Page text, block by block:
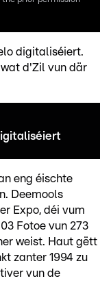
digitaliséiert.
d'Zil vun där
eng éischte
Deemools
Expo, déi vum
Fotoe vun 273
weist. Haut gëtt
zanter 1994 zu
vun de